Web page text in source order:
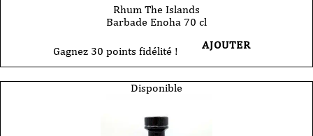
Rhum The Islands
Barbade Enoha 70 cl
Gagnez 30 points fidélité ! AJOUTER
Disponible